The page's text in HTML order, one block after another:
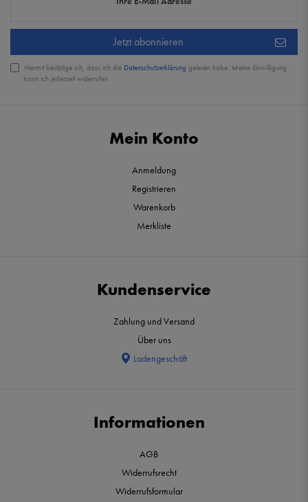
Mein Konto
Anmeldung
Registrieren
Warenkorb
Merkliste
Kundenservice
Zahlung und Versand
Über uns
Ladengeschäft
Informationen
AGB
Widerrufsrecht
Widerrufsformular
Jetzt abonnieren
Hiermit bestätige ich, dass ich die Daten­schutz­erklärung gelesen habe. Meine Einwilligung
kann ich jederzeit widerrufen.